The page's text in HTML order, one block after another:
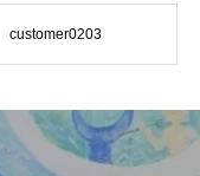
customer0203